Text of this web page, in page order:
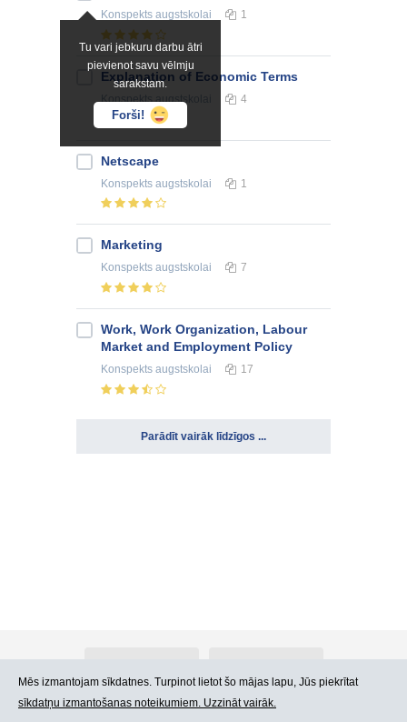
Tu vari jebkuru darbu ātri
pievienot savu vēlmju
sarakstam.
Forši!
Konspekts augstskolai 1
Explanation of Economic Terms
Konspektsaugstskolai 4
Netscape
Konspekts augstskolai 1
Marketing
Konspekts augstskolai 7
Work, Work Organization, Labour
Market and Employment Policy
Konspekts augstskolai 17
Parādīt vairāk līdzīgos ...
Mēs izmantojam sīkdatnes. Turpinot lietot šo mājas lapu, Jūs piekrītat
sīkdatņu izmantošanas noteikumiem. Uzzināt vairāk.